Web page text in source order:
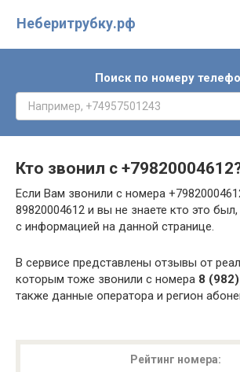
Неберитрубку.рф
Поиск по номеру
Кто звонил с +79820004612
Если Вам звонили с номера
89820004612 и вы не знаете кто это
с информацией на данной странице.
В сервисе представлены отзывы от
которым тоже звонили с номера 8
также данные оператора и регион
Рейтинг номера: